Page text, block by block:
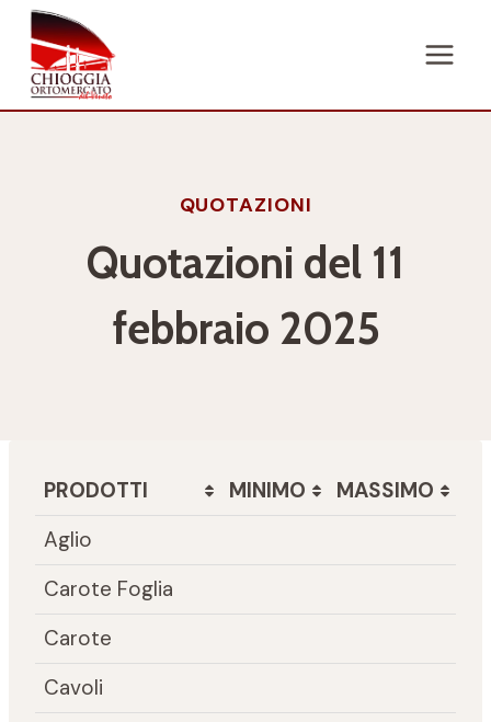
Salta
contenuto
QUOTAZIONI
Quotazioni del 11
febbraio 2025
PRODOTTI MINIMO
MASSIMO
Aglio
Carote Foglia
Carote
Cavoli